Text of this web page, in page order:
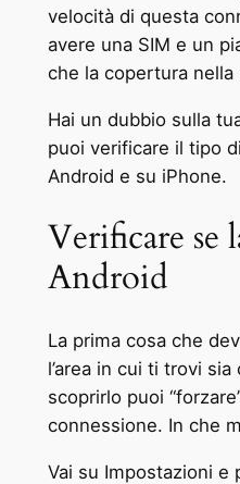
velocità di questa
avere una SIM e un
che la copertura nella
Hai un dubbio sulla
puoi verificare il tipo
Android e su iPhone.
Verificare se
Android
La prima cosa che
l’area in cui ti trovi
scoprirlo puoi
connessione. In che
Vai su Impostazioni e